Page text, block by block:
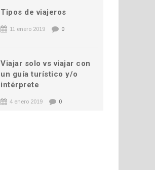
Tipos de viajeros
11 enero 2019 0
Viajar solo vs viajar con
un guía turístico y/o
intérprete
4 enero 2019 0